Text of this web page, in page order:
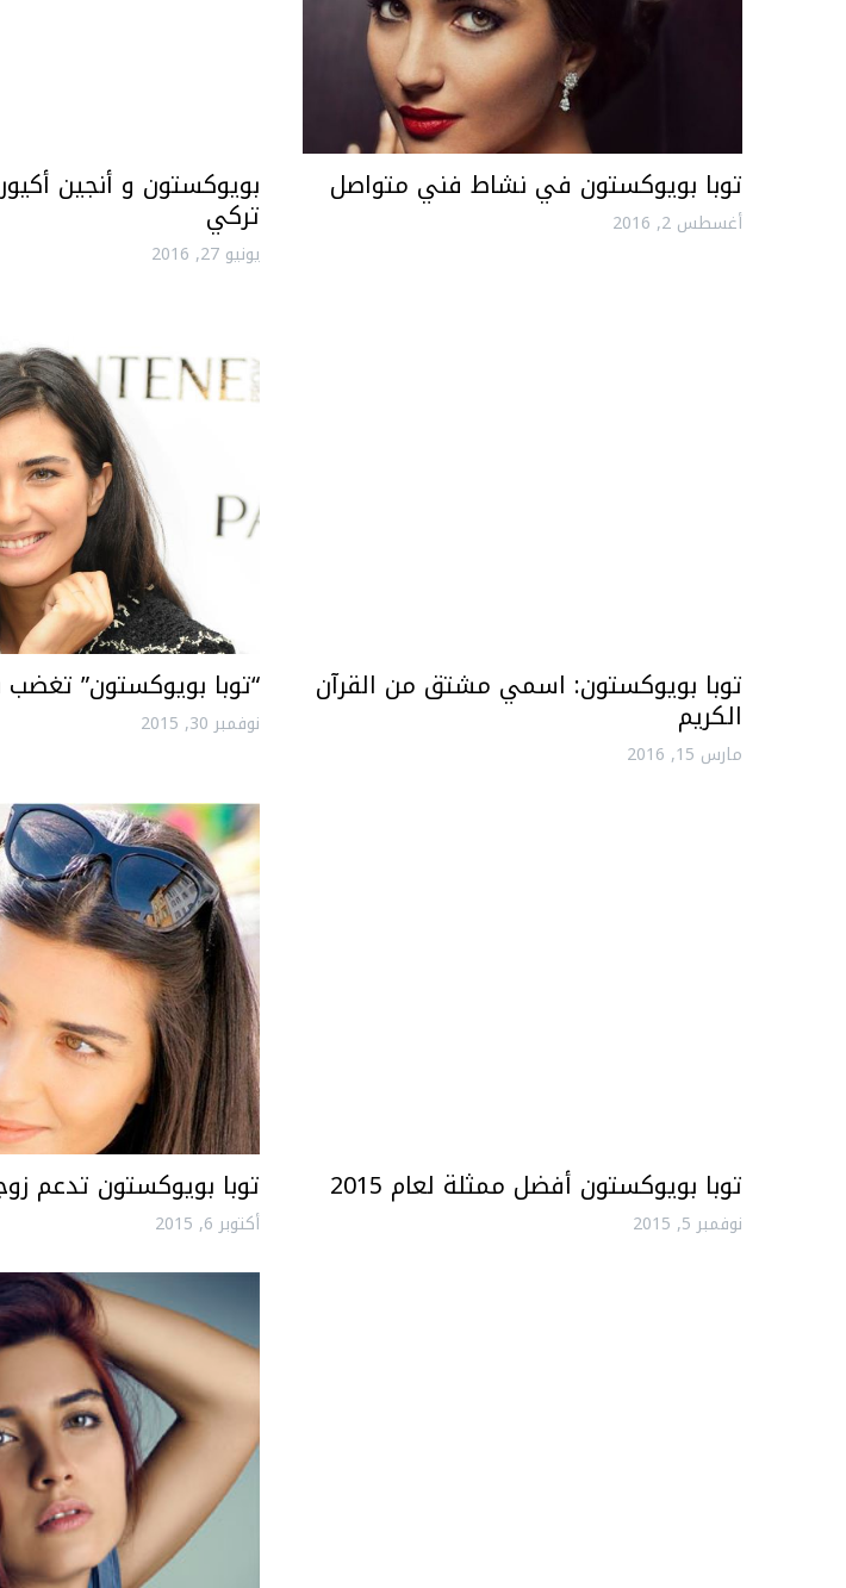
توبا بويوكستون في نشاط فني متواصل
أغسطس 2, 2016
بويوكستون و أنجين
تركي
يونيو 27, 2016
توبا بويوكستون: اسمي مشتق من القرآن
الكريم
مارس 15, 2016
“توبا بويوكستون”
نوفمبر 30, 2015
توبا بويوكستون أفضل ممثلة لعام 2015
نوفمبر 5, 2015
توبا بويوكستون تدعم
أكتوبر 6, 2015